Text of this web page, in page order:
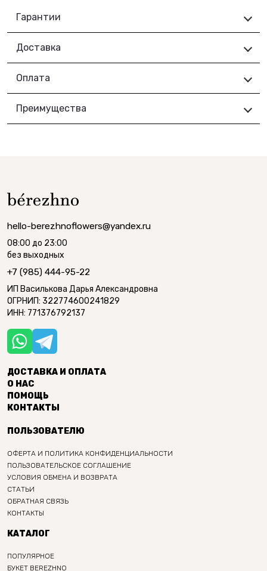
Гарантии
Доставка
Оплата
Преимущества
hello-berezhnoflowers@yandex.ru
08:00 до 23:00
без выходных
+7 (985) 444-95-22
ИП Василькова Дарья Александровна
ОГРНИП: 322774600241829
ИНН: 771376792137
ДОСТАВКА И ОПЛАТА
О НАС
ПОМОЩЬ
КОНТАКТЫ
ПОЛЬЗОВАТЕЛЮ
ОФЕРТА И ПОЛИТИКА КОНФИДЕНЦИАЛЬНОСТИ
ПОЛЬЗОВАТЕЛЬСКОЕ СОГЛАШЕНИЕ
УСЛОВИЯ ОБМЕНА И ВОЗВРАТА
СТАТЬИ
ОБРАТНАЯ СВЯЗЬ
КОНТАКТЫ
КАТАЛОГ
ПОПУЛЯРНОЕ
БУКЕТ BEREZHNO